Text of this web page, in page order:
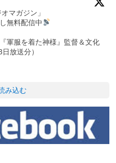
マガジン」
無料配信中
軍服を着た神様』監督＆文化
放送分）
み込む